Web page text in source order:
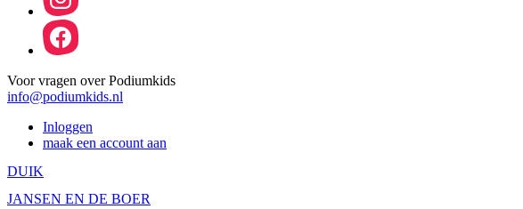
Voor vragen over Podiumkids
info@podiumkids.nl
Inloggen
maak een account aan
DUIK
JANSEN EN DE BOER